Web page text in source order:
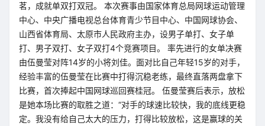
茗，成就单双打双冠。 本次赛事由国家体育总局网球运动管理
中心、中央广播电视总台体育青少节目中心、中国网球协会、
山西省体育局、太原市人民政府主办，设男子单打、女子单
打、男子双打、女子双打4个竞赛项目。 率先进行的女单决赛
由伍曼莹对阵14岁的小将刘佳。面对比自己年轻15岁的对手，
经验丰富的伍曼莹在比赛中打得沉稳老练，最终直落两盘拿下
比赛，首次捧起中国网球巡回赛桂冠。 伍曼莹赛后表示，放松
是她本场比赛的取胜之道：“对手的球速比较快，我的底线更稳
定。我没有给自己太大的压力，打得比较放松，这是赢球的关